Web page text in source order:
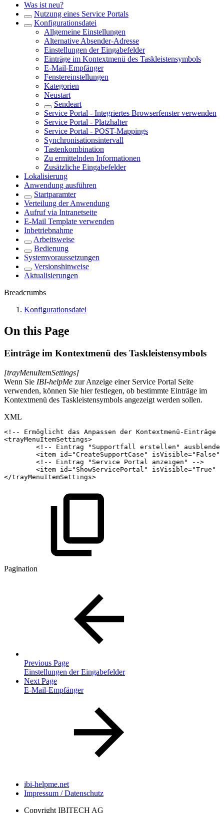
Was ist neu?
Nutzung eines Service Portals
Konfigurationsdatei
Allgemeine Einstellungen
Alternative Absender-Adresse
Einstellungen der Eingabefelder
Einträge im Kontextmenü des Taskleistensymbols
E-Mail-Empfänger
Fenstereinstellungen
Kategorien
Neustart
Sendeart
Service Portal - Integriertes Browserfenster verwenden
Service Portal - Platzhalter
Service Portal - POST-Mappings
Synchronisationsintervall
Tastenkombination
Zu ermittelnden Informationen
Zusätzliche Eingabefelder
Lokalisierung
Anwendung ausführen
Startparamter
Verteilung der Anwendung
Aufruf via Intranetseite
E-Mail Template verwenden
Inbetriebnahme
Arbeitsweise
Bedienung
Systemvoraussetzungen
Versionshinweise
Aktualisierungen
Breadcrumbs
Konfigurationsdatei
On this Page
Einträge im Kontextmenü des Taskleistensymbols
[trayMenuItemSettings]
Wenn Sie IBI-helpMe zur Anzeige einer Service Portal Seite
verwenden, können Sie hier festlegen, ob bestimmte Einträge im
Kontextmenü des Taskleistensymbols angezeigt werden sollen.
XML
<!-- Ermöglicht das Anpassen der Kontextmenü-Einträge
<trayMenuItemSettings>
<!--
Eintrag "Supportfall erstellen"
ausblenden
<item id="CreateSupportCase " isVisible=" False "
<!--
Eintrag "Service Portal anzeigen"
-->
<item id=" ShowServicePortal " isVisible="True "
</trayMenuItemSettings>
Pagination
Previous Page
Einstellungen der Eingabefelder
Next Page
E-Mail-Empfänger
ibi-helpme.net
Impressum / Datenschutz
Copyright IBITECH AG